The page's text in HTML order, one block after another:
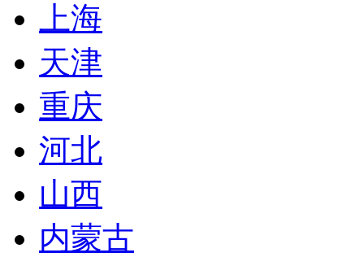
上海
天津
重庆
河北
山西
内蒙古